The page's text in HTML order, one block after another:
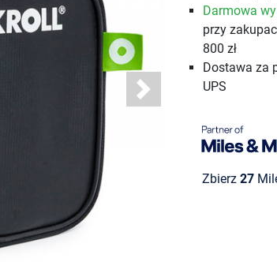
Next
Darmowa
przy
800 zł
Dostawa za
UPS
Zbierz 27